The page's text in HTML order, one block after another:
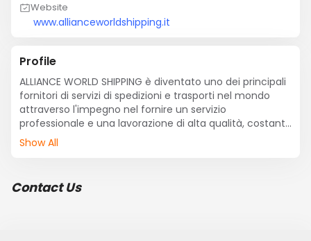
Website
www.allianceworldshipping.it
Profile
ALLIANCE WORLD SHIPPING è diventato uno dei principali
fornitori di servizi di spedizioni e trasporti nel mondo
attraverso l'impegno nel fornire un servizio
professionale e una lavorazione di alta qualità, costante
per soddisfare le esigenze dei ns. clienti.
world through commitment to providing professional
Show All
Contact Us